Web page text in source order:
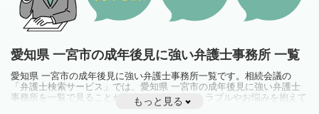
愛知県 一宮市の成年後見に強い弁護士事務所 一覧
愛知県 一宮市の成年後見に強い弁護士事務所一覧です。相続会議の
「弁護士検索サービス」では、愛知県 一宮市の成年後見に強い弁護士
事務所を一覧で見ることが出来ます。相続のトラブルやお悩みを抱えて
いる方は一度近隣の弁護士に相談してみましょう。
もっと見る